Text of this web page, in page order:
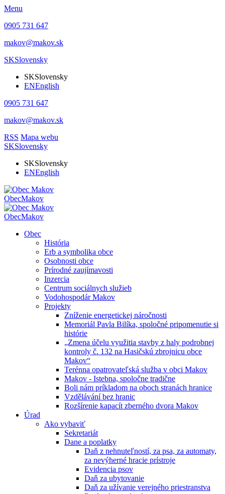
Menu
0905 731 647
makov@makov.sk
SKSlovensky
SKSlovensky
ENEnglish
0905 731 647
makov@makov.sk
RSS Mapa webu
SKSlovensky
SKSlovensky
ENEnglish
ObecMakov
ObecMakov
Obec
História
Erb a symbolika obce
Osobnosti obce
Prírodné zaujímavosti
Inzercia
Centrum sociálnych služieb
Vodohospodár Makov
Projekty
Zníženie energetickej náročnosti
Memoriál Pavla Bilíka, spoločné pripomenutie si
histórie
„Zmena účelu využitia stavby z haly podrobnej
kontroly č. 132 na Hasičskú zbrojnicu obce
Makov“
Terénna opatrovateľská služba v obci Makov
Makov - Istebna, spoločne tradične
Boli nám príkladom na oboch stranách hranice
Vzdělávání bez hranic
Rozšírenie kapacít zberného dvora Makov
Úrad
Ako vybaviť
Sekretariát
Dane a poplatky
Daň z nehnuteľností, za psa, za automaty,
za nevýherné hracie prístroje
Evidencia psov
Daň za ubytovanie
Daň za užívanie verejného priestranstva